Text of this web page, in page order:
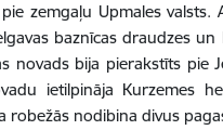
zemgaļu Upmales
baznīcas draudzes un
bija pierakstīts pie
ietilpināja Kurzemes
nodibina divus